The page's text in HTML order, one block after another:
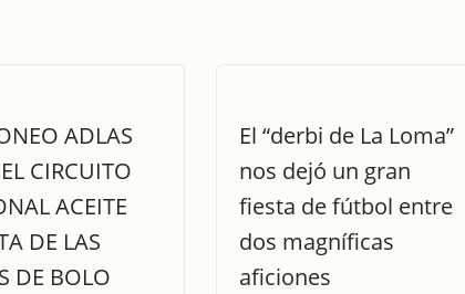
ADLAS
CIRCUITO
ACEITE
DE LAS
DE BOLO
El “derbi de La Loma”
nos dejó un gran
fiesta de fútbol entre
dos magníficas
aficiones